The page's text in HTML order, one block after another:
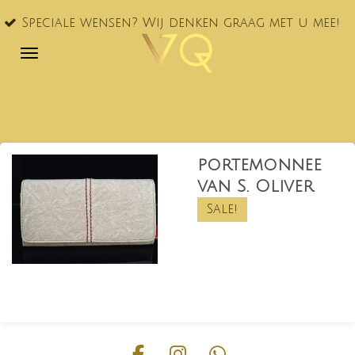
Ga
naar
wensen? Wij denken graag met u mee!
portemonnee
van S. Oliver
Sale!